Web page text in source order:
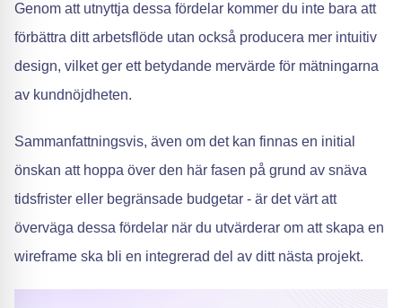
Genom att utnyttja dessa fördelar kommer du inte bara att
förbättra ditt arbetsflöde utan också producera mer intuitiv
design, vilket ger ett betydande mervärde för mätningarna
av kundnöjdheten.
Sammanfattningsvis, även om det kan finnas en initial
önskan att hoppa över den här fasen på grund av snäva
tidsfrister eller begränsade budgetar - är det värt att
överväga dessa fördelar när du utvärderar om att skapa en
wireframe ska bli en integrerad del av ditt nästa projekt.